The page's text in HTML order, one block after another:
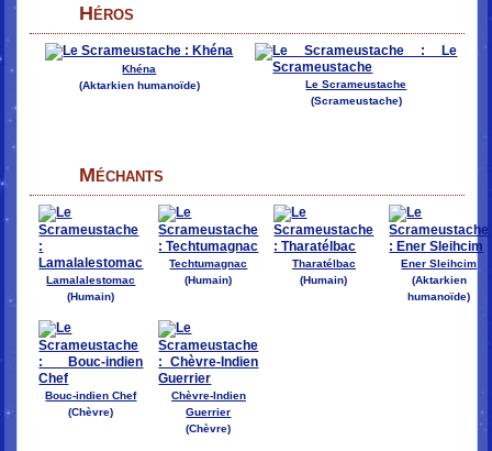
Héros
Khéna
(Aktarkien humanoïde)
Le Scrameustache
(Scrameustache)
Méchants
Lamalalestomac
(Humain)
Techtumagnac
(Humain)
Tharatélbac
(Humain)
Ener Sleihcim
(Aktarkien
humanoïde)
Bouc-indien Chef
(Chèvre)
Chèvre-Indien
Guerrier
(Chèvre)